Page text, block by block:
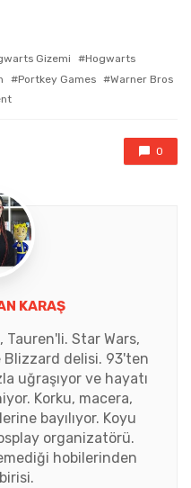
Gizemi
Hogwarts
Portkey Games
Warner Bros
0
KARAŞ
Star Wars,
Blizzard delisi. 93'ten
uğraşıyor ve hayatı
Korku, macera,
bayılıyor. Koyu
organizatörü.
hobilerinden